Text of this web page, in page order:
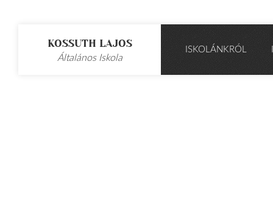
KOSSUTH LAJOS
Általános Iskola
ISKOLÁNKRÓL